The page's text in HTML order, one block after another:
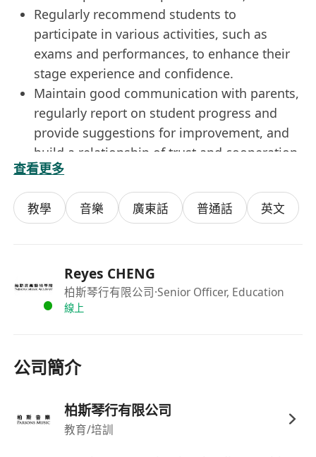
Regularly recommend students to
participate in various activities, such as
exams and performances, to enhance their
stage experience and confidence.
Maintain good communication with parents,
regularly report on student progress and
provide suggestions for improvement, and
build a relationship of trust and cooperation.
Piano Tutor
Holder of a diploma (ABRSM or Trinity)
or above, or equivalent qualification
查看更多
教學 音樂 廣東話 普通話 英文
Reyes CHENG
柏斯琴行有限公司·Senior Officer, Education
線上
公司簡介
柏斯琴行有限公司
教育/培訓